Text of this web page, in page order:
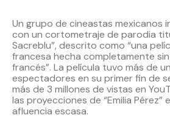
Un grupo de cineastas mexicanos
con un cortometraje de parodia
Sacreblu”, descrito como “una
francesa hecha completamente
francés”. La película tuvo más de
espectadores en su primer fin de
más de 3 millones de vistas en
las proyecciones de “Emilia Pérez”
afluencia escasa.